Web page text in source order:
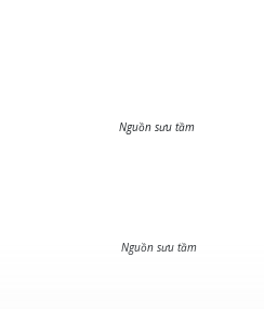
Nguồn sưu tầm
Nguồn sưu tầm